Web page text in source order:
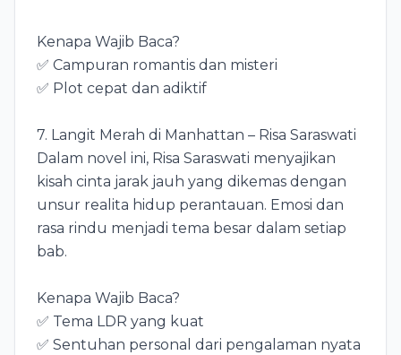
Kenapa Wajib Baca?
✅ Campuran romantis dan misteri
✅ Plot cepat dan adiktif
7. Langit Merah di Manhattan – Risa Saraswati
Dalam novel ini, Risa Saraswati menyajikan
kisah cinta jarak jauh yang dikemas dengan
unsur realita hidup perantauan. Emosi dan
rasa rindu menjadi tema besar dalam setiap
bab.
Kenapa Wajib Baca?
✅ Tema LDR yang kuat
✅ Sentuhan personal dari pengalaman nyata